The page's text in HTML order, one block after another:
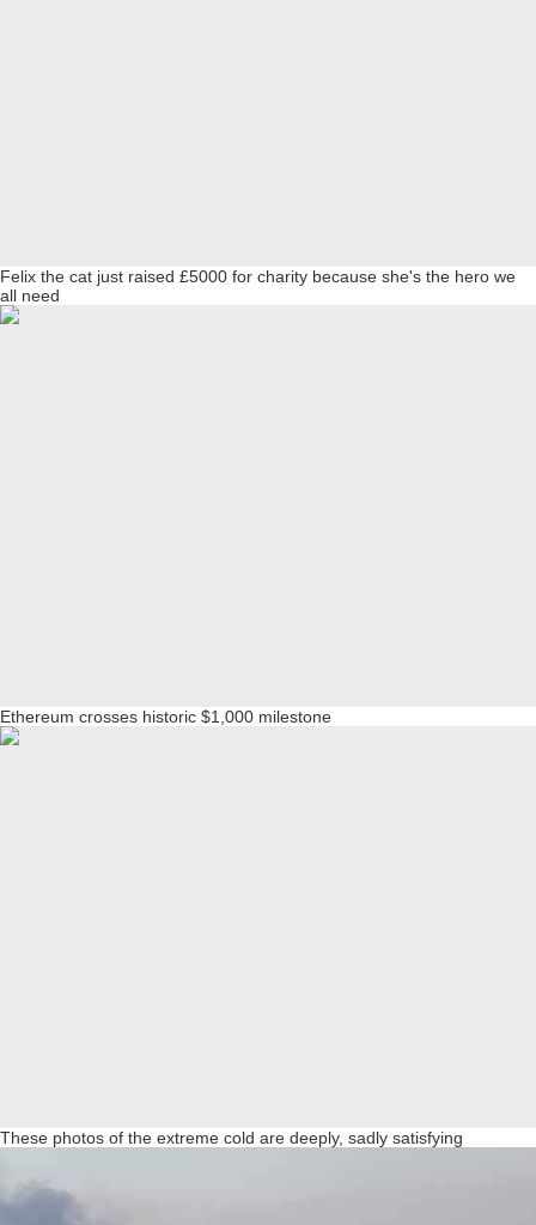
Felix the cat just raised £5000 for charity because she's the hero we
all need
Ethereum crosses historic $1,000 milestone
These photos of the extreme cold are deeply, sadly satisfying